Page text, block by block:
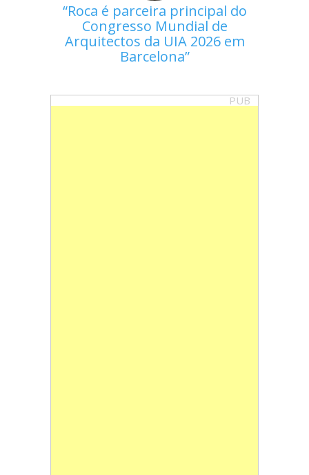
Roca é parceira principal do
Congresso Mundial de
Arquitectos da UIA 2026 em
Barcelona
PUB